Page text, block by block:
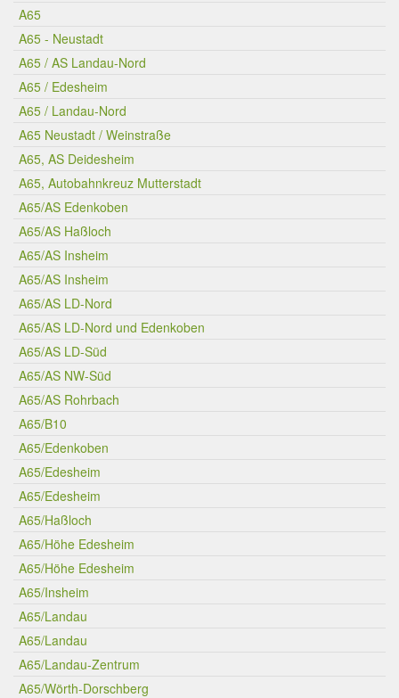
A65
A65 - Neustadt
A65 / AS Landau-Nord
A65 / Edesheim
A65 / Landau-Nord
A65 Neustadt / Weinstraße
A65, AS Deidesheim
A65, Autobahnkreuz Mutterstadt
A65/AS Edenkoben
A65/AS Haßloch
A65/AS Insheim
A65/AS Insheim
A65/AS LD-Nord
A65/AS LD-Nord und Edenkoben
A65/AS LD-Süd
A65/AS NW-Süd
A65/AS Rohrbach
A65/B10
A65/Edenkoben
A65/Edesheim
A65/Edesheim
A65/Haßloch
A65/Höhe Edesheim
A65/Höhe Edesheim
A65/Insheim
A65/Landau
A65/Landau
A65/Landau-Zentrum
A65/Wörth-Dorschberg